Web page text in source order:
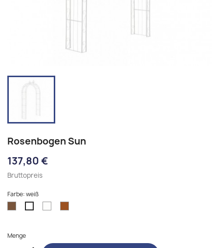
Rosenbogen Sun
137,80 €
Bruttopreis
Farbe: weiß
weiß
Menge